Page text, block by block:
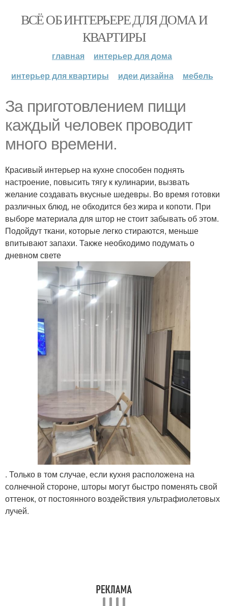
ВСЁ ОБ ИНТЕРЬЕРЕ ДЛЯ ДОМА И
КВАРТИРЫ
главная
интерьер для дома
интерьер для квартиры
идеи дизайна мебель
За приготовлением пищи
каждый человек проводит
много времени.
Красивый интерьер на кухне способен поднять
настроение, повысить тягу к кулинарии, вызвать
желание создавать вкусные шедевры. Во время готовки
различных блюд, не обходится без жира и копоти. При
выборе материала для штор не стоит забывать об этом.
Подойдут ткани, которые легко стираются, меньше
впитывают запахи. Также необходимо подумать о
дневном свете
. Только в том случае, если кухня расположена на
солнечной стороне, шторы могут быстро поменять свой
оттенок, от постоянного воздействия ультрафиолетовых
лучей.